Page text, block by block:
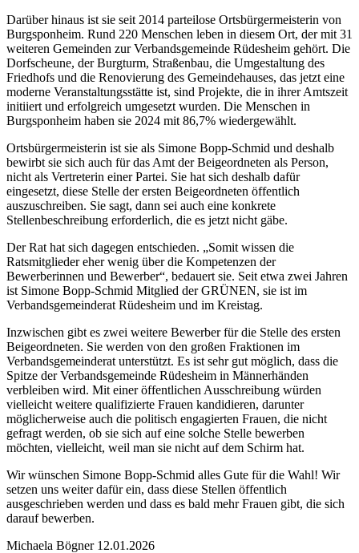
Darüber hinaus ist sie seit 2014 parteilose Ortsbürgermeisterin von
Burgsponheim. Rund 220 Menschen leben in diesem Ort, der mit 31
weiteren Gemeinden zur Verbandsgemeinde Rüdesheim gehört. Die
Dorfscheune, der Burgturm, Straßenbau, die Umgestaltung des
Friedhofs und die Renovierung des Gemeindehauses, das jetzt eine
moderne Veranstaltungsstätte ist, sind Projekte, die in ihrer Amtszeit
initiiert und erfolgreich umgesetzt wurden. Die Menschen in
Burgsponheim haben sie 2024 mit 86,7% wiedergewählt.
Ortsbürgermeisterin ist sie als Simone Bopp-Schmid und deshalb
bewirbt sie sich auch für das Amt der Beigeordneten als Person,
nicht als Vertreterin einer Partei. Sie hat sich deshalb dafür
eingesetzt, diese Stelle der ersten Beigeordneten öffentlich
auszuschreiben. Sie sagt, dann sei auch eine konkrete
Stellenbeschreibung erforderlich, die es jetzt nicht gäbe.
Der Rat hat sich dagegen entschieden. „Somit wissen die
Ratsmitglieder eher wenig über die Kompetenzen der
Bewerberinnen und Bewerber“, bedauert sie. Seit etwa zwei Jahren
ist Simone Bopp-Schmid Mitglied der GRÜNEN, sie ist im
Verbandsgemeinderat Rüdesheim und im Kreistag.
Inzwischen gibt es zwei weitere Bewerber für die Stelle des ersten
Beigeordneten. Sie werden von den großen Fraktionen im
Verbandsgemeinderat unterstützt. Es ist sehr gut möglich, dass die
Spitze der Verbandsgemeinde Rüdesheim in Männerhänden
verbleiben wird. Mit einer öffentlichen Ausschreibung würden
vielleicht weitere qualifizierte Frauen kandidieren, darunter
möglicherweise auch die politisch engagierten Frauen, die nicht
gefragt werden, ob sie sich auf eine solche Stelle bewerben
möchten, vielleicht, weil man sie nicht auf dem Schirm hat.
Wir wünschen Simone Bopp-Schmid alles Gute für die Wahl! Wir
setzen uns weiter dafür ein, dass diese Stellen öffentlich
ausgeschrieben werden und dass es bald mehr Frauen gibt, die sich
darauf bewerben.
Michaela Bögner 12.01.2026